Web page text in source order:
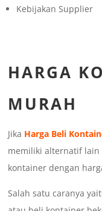
Kebijakan Supplier
HARGA
MURAH
Jika Harga Beli
memiliki alternatif lain
kontainer dengan
Salah satu caranya